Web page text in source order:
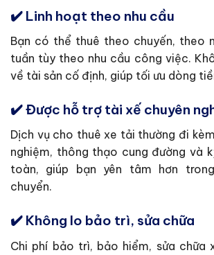
✔️ Linh hoạt theo nhu cầu
Bạn có thể thuê theo chuyến, theo
tuần tùy theo nhu cầu công việc.
về tài sản cố định, giúp tối ưu dòng
✔️ Được hỗ trợ tài xế chuyên
Dịch vụ cho thuê xe tải thường đi
nghiệm, thông thạo cung đường và
toàn, giúp bạn yên tâm hơn
chuyển.
✔️ Không lo bảo trì, sửa chữa
Chi phí bảo trì, bảo hiểm, sửa chữa